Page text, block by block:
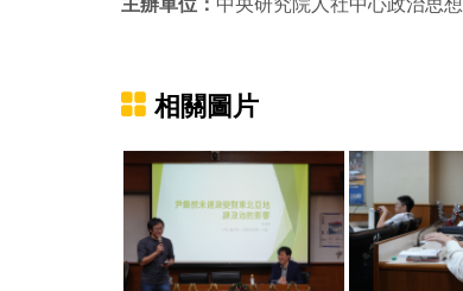
主辦單位： 中央研究院人社中心政治思
相關圖片